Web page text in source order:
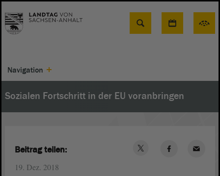
Suche
Navigation
Sozialen Fortschritt in der EU voranbringen
19. Dez. 2018
Beitrag teilen: